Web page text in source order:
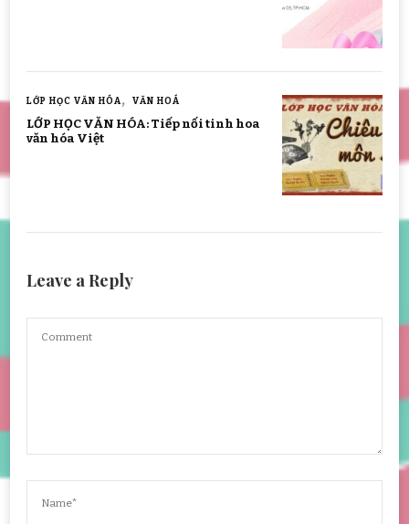
LỚP HỌC VĂN HÓA VĂN HOÁ
LỚP HỌC VĂN HÓA: Tiếp nối tinh hoa
văn hóa Việt
Leave a Reply